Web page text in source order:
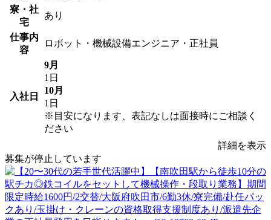
寮・社
宅
あり
仕事内
容
ロボット・機械設備エンジニア・正社員
入社日
9月
1日
10月
1日
※目安になります、表記なしは面接時にご相談く
ださい
詳細を表示
募集が停止しています